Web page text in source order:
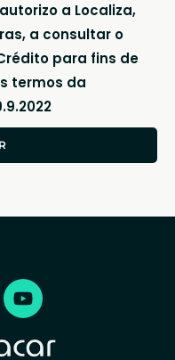
a Localiza,
a consultar o
para fins de
termos da